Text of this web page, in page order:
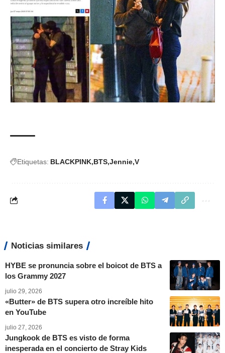
Etiquetas: BLACKPINK BTS Jennie V
Noticias similares
HYBE se pronuncia sobre el boicot de BTS a
los Grammy 2027
julio 29, 2026
«Butter» de BTS supera otro increíble hito
en YouTube
julio 27, 2026
Jungkook de BTS es visto de forma
inesperada en el concierto de Stray Kids